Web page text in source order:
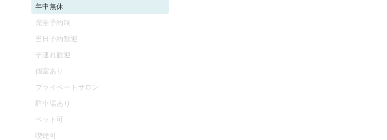
年中無休
完全予約制
当日予約歓迎
子連れ歓迎
個室あり
プライベートサロン
駐車場あり
ペット可
喫煙可